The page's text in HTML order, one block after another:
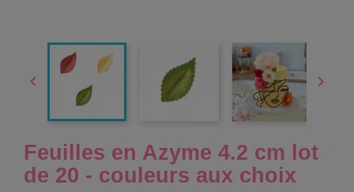
 
Feuilles en Azyme 4.2 cm lot
de 20 - couleurs aux choix